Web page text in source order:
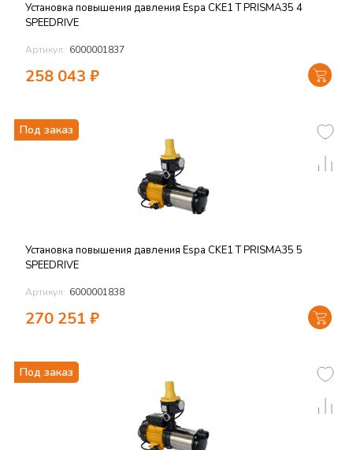
Установка повышения давления Espa CKE1 T PRISMA35 4
SPEEDRIVE
Артикул: 6000001837
258 043 ₽
Под заказ
Установка повышения давления Espa CKE1 T PRISMA35 5
SPEEDRIVE
Артикул: 6000001838
270 251 ₽
Под заказ